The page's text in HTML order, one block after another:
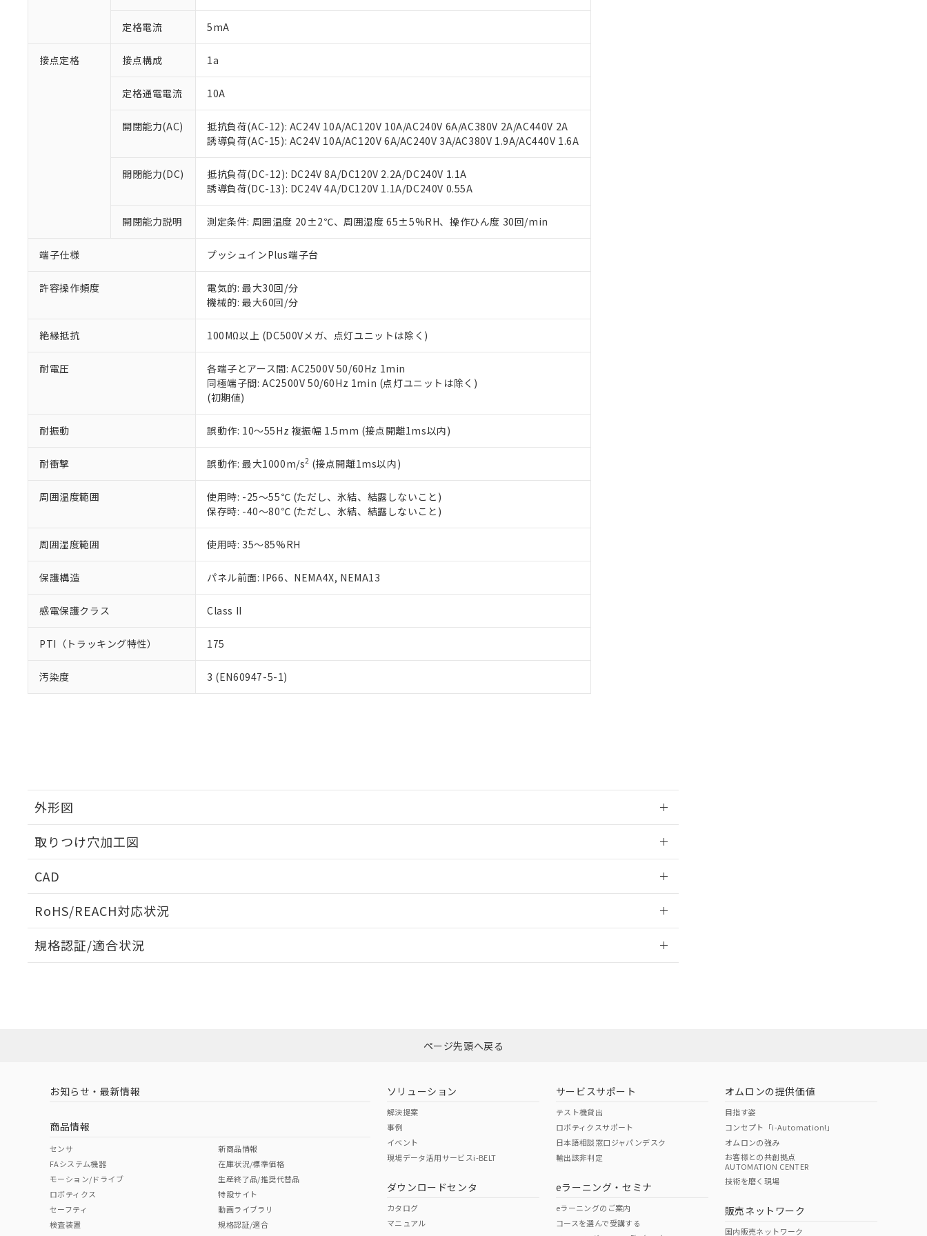
定格電流 5mA
接点定格 接点構成 1a
定格通電電流 10A
開閉能力(AC)
抵抗負荷(AC-12): AC24V 10A/AC120V 10A/AC240V 6A/AC380V 2A/AC440V 2A
誘導負荷(AC-15): AC24V 10A/AC120V 6A/AC240V 3A/AC380V 1.9A/AC440V 1.6A
開閉能力(DC)
抵抗負荷(DC-12): DC24V 8A/DC120V 2.2A/DC240V 1.1A
誘導負荷(DC-13): DC24V 4A/DC120V 1.1A/DC240V 0.55A
開閉能力説明 測定条件: 周囲温度 20±2℃、周囲湿度 65±5%RH、操作ひん度 30回/min
端子仕様 プッシュインPlus端子台
許容操作頻度
電気的: 最大30回/分
機械的: 最大60回/分
絶縁抵抗 100MΩ以上 (DC500Vメガ、点灯ユニットは除く)
耐電圧
各端子とアース間: AC2500V 50/60Hz 1min
同極端子間: AC2500V 50/60Hz 1min (点灯ユニットは除く)
(初期値)
耐振動 誤動作: 10～55Hz 複振幅 1.5mm (接点開離1ms以内)
耐衝撃 誤動作: 最大1000m/s2 (接点開離1ms以内)
周囲温度範囲
使用時: -25～55℃ (ただし、氷結、結露しないこと)
保存時: -40～80℃ (ただし、氷結、結露しないこと)
周囲湿度範囲 使用時: 35～85%RH
保護構造 パネル前面: IP66、NEMA4X, NEMA13
感電保護クラス Class II
PTI（トラッキング特性） 175
汚染度 3 (EN60947-5-1)
外形図
取りつけ穴加工図
CAD
RoHS/REACH対応状況
EU RoHS 注意事項・凡例
ダウンロードはこちら
中国 RoHS 注意事項・凡例
中国 RoHS表
Pb Hg Cr(VI)
O O
規格認証/適合状況
以下の条件をお読みいただき、同意のうえご利用ください。
くものです。
在庫状況および標準価格照会結果は、記載している更新日時点での社内データに基づき作成されるも
正式な納期状況および標準価格はお客様のお取引先、またはお客様担当のオムロン制御機器販売店・
当社販売員にご相談ください。
オムロン制御機器販売店や当社販売拠点は「 販売ネットワーク
」をご確認ください。
す。
マイパーツ機能（部品リスト作成サービス）をご利用いただくには、I-Webメンバーズにご登録され
ている必要があります。
お客様が当ウェブサイト上で当社にご登録された部品リストについて、当社および当社の共同利用者
が、当社の製品・サービスに関するお客様との取引・商談に必要な範囲で利用することをご了承くだ
さい。
*EU RoHS指令（10物質）：
鉛(Pb) 1000ppm以下、 水銀(Hg) 1000ppm以下、 カドミウム(Cd) 100ppm以下、
ル（DBP） 1000ppm以下、フタル酸ジイソブチル (DIBP) 1000ppm以下
フタル酸エステル類の４物質については閾値を超える意図的な使用がないことを確認しています。
※2 対応予定月
※3 非含有証明書ダウンロード
下記の非含有証明書をダウンロードすることができます。
EU RoHS指令（10物質）の非含有証明書
51物質の非含有証明書（当社基準）
※本証明書は発行日時点で非含有を証明するもので、過去に遡って非含有を証明するものではありません。
また、RoHS指令のフタル酸エステル類４物質の対応では、対応完了までの期間は出荷製品に未対応品が
混在することから備考欄に対応日を記載しておりました。
既に当社にて対応品への在庫切替を完了していることから、特段のことがない限り、2022年1月12日よ
り割愛しております。
「○」：最大均質材料含有率が中国RoHSの基準値以下であることを示します。
「×」：最大均質材料含有率が中国RoHSの基準値を超えていることを示します。
「－」：未確認です。当社販売部門へお問い合わせください。
Cr(Ⅵ)(六価クロム) : 1000ppm、 PBBs(ポリ臭化ビフェニル類) : 1000ppm、 PBDEs(ポリ臭化ジフェニルエーテル類) : 1000ppm、
DEHP(フタル酸ビス(2-エチルヘキシル)) : 1000ppm
※2 環境保護使用期限
「ｅ」：有害物質（10物質）のすべてが基準値以下であることを示します。
「10」：通常の使用状況下において有害物質が外部に漏えいし、環境に深刻な影響を及ぼさない年数を意
「－」：未確認です。当社販売部門へお問い合わせください。
う）を輸出または国外への提供する場合は、日本国政府の輸出許可(または役務取引許可)を取得する
当社は規制貨物を破棄する場合は、完全に破砕するなど、違法に輸出されないよう必要な手段を講じ
当社は貴社製品を、核兵器、ミサイル、化学兵器、生物兵器またはその他武器並びにこれらの製造装
置等に一切使用いたしません。
当社は、貴社製品を第三者に販売する場合は、上記1、2および3の内容を当該第三者に通知します。
また当社は、販売先および販売に係わる関係者が違法に輸出するおそれがある場合は、取り引きをい
合意する キャンセル
△ 一定数には満たないが在庫あり
－
在庫なし(最新の在庫状況については、お客様のお取引先、またはお客様担当のオムロン制御
機器販売店・当社販売員にご確認ください)
空
白
受注生産機種、また在庫状況の情報を公開していない機種
ページ先頭へ戻る
お知らせ・最新情報
商品情報
センサ
FAシステム機器
モーション/ドライブ
ロボティクス
セーフティ
検査装置
新商品情報
在庫状況/標準価格
生産終了品/推奨代替品
特設サイト
動画ライブラリ
規格認証/適合
ソリューション
解決提案
事例
イベント
現場データ活用サービスi-BELT
ダウンロードセンタ
カタログ
マニュアル
サービスサポート
テスト機貸出
ロボティクスサポート
日本語相談窓口ジャパンデスク
輸出該非判定
eラーニング・セミナ
eラーニングのご案内
コースを選んで受講する
オムロンの提供価値
目指す姿
コンセプト「i-Automation!」
オムロンの強み
お客様との共創拠点
AUTOMATION CENTER
技術を磨く現場
販売ネットワーク
国内販売ネットワーク